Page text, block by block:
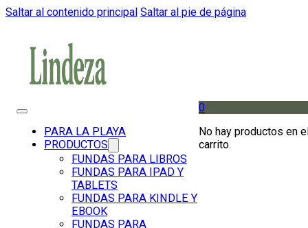
Saltar al contenido principal Saltar al pie de página
PARA LA PLAYA
PRODUCTOS
FUNDAS PARA LIBROS
FUNDAS PARA IPAD Y
TABLETS
FUNDAS PARA KINDLE Y
EBOOK
FUNDAS PARA
0
No hay productos en
carrito.